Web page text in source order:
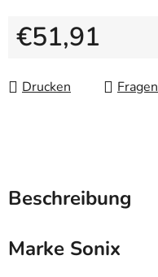
€51,91
Drucken
Fragen
Beschreibung
Marke Sonix